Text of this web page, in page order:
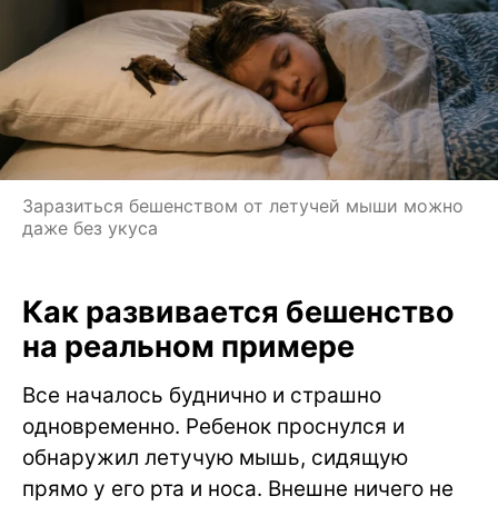
Заразиться бешенством от летучей мыши можно
даже без укуса
Как развивается бешенство
на реальном примере
Все началось буднично и страшно
одновременно. Ребенок проснулся и
обнаружил летучую мышь, сидящую
прямо у его рта и носа. Внешне ничего не